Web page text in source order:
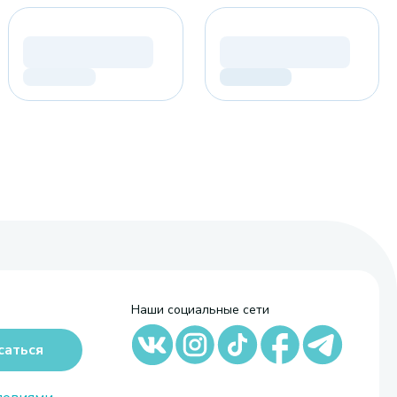
Наши социальные сети